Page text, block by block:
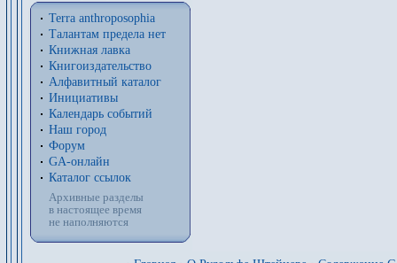
Terra anthroposophia
Талантам предела нет
Книжная лавка
Книгоиздательство
Алфавитный каталог
Инициативы
Календарь событий
Наш город
Форум
GA-онлайн
Каталог ссылок
Архивные разделы
в настоящее время
не наполняются